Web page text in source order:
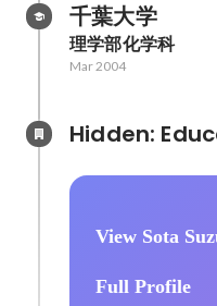
千葉大学
理学部化学科
Mar 2004
View Sota
Full Profile